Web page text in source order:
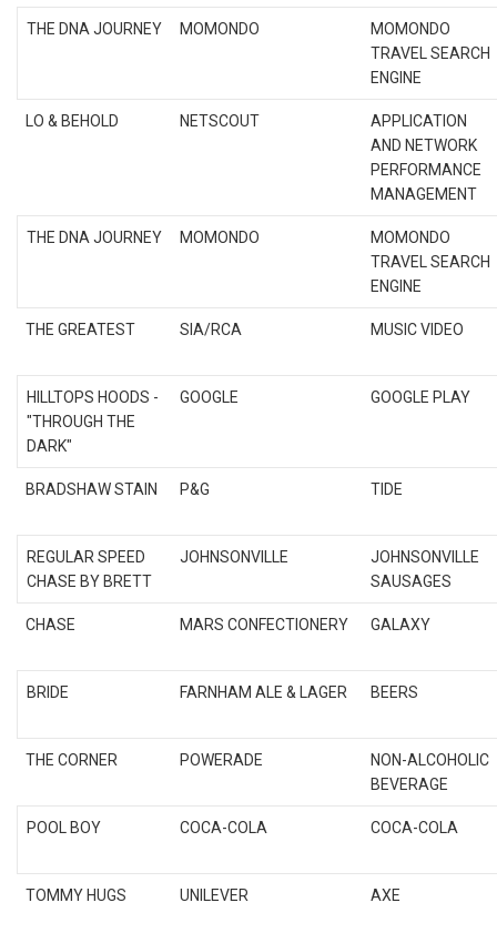
THE DNA JOURNEY MOMONDO
MOMONDO
TRAVEL SEARCH
ENGINE
LO & BEHOLD NETSCOUT
APPLICATION
AND NETWORK
PERFORMANCE
MANAGEMENT
THE DNA JOURNEY MOMONDO
MOMONDO
TRAVEL SEARCH
ENGINE
THE GREATEST SIA/RCA MUSIC VIDEO
HILLTOPS HOODS -
"THROUGH THE
DARK"
GOOGLE GOOGLE PLAY
BRADSHAW STAIN P&G TIDE
REGULAR SPEED
CHASE BY BRETT
JOHNSONVILLE
JOHNSONVILLE
SAUSAGES
CHASE MARS CONFECTIONERY GALAXY
BRIDE FARNHAM ALE & LAGER BEERS
THE CORNER POWERADE
NON-ALCOHOLIC
BEVERAGE
POOL BOY COCA-COLA COCA-COLA
TOMMY HUGS UNILEVER AXE